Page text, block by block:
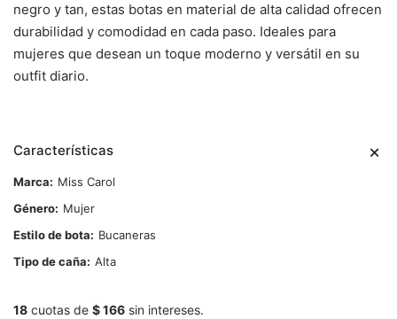
negro y tan, estas botas en material de alta calidad ofrecen
durabilidad y comodidad en cada paso. Ideales para
mujeres que desean un toque moderno y versátil en su
outfit diario.
Características
Marca
Miss Carol
Género
Mujer
Estilo de bota
Bucaneras
Tipo de caña
Alta
18 cuotas de $ 166 sin intereses.